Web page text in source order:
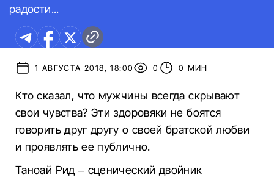
радости...
1 АВГУСТА 2018, 18:00 0 0 МИН
Кто сказал, что мужчины всегда скрывают
свои чувства? Эти здоровяки не боятся
говорить друг другу о своей братской любви
и проявлять ее публично.
Таноай Рид – сценический двойник